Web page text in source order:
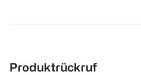
Produktrückruf